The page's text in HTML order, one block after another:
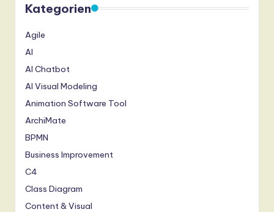
Kategorien
Agile
AI
AI Chatbot
AI Visual Modeling
Animation Software Tool
ArchiMate
BPMN
Business Improvement
C4
Class Diagram
Content & Visual